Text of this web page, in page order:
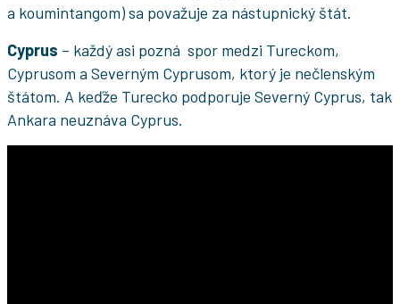
a koumintangom) sa považuje za nástupnický štát.
Cyprus – každý asi pozná spor medzi Tureckom,
Cyprusom a Severným Cyprusom, ktorý je nečlenským
štátom. A keďže Turecko podporuje Severný Cyprus, tak
Ankara neuznáva Cyprus.